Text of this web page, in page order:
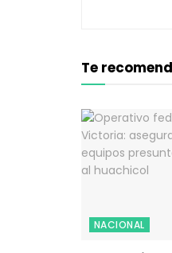
Te
NACIONAL